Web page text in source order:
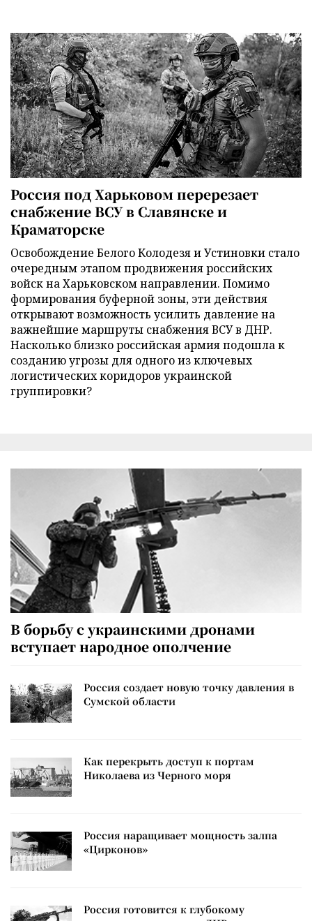
Россия под Харьковом перерезает
снабжение ВСУ в Славянске и
Краматорске
Освобождение Белого Колодезя и Устиновки стало
очередным этапом продвижения российских
войск на Харьковском направлении. Помимо
формирования буферной зоны, эти действия
открывают возможность усилить давление на
важнейшие маршруты снабжения ВСУ в ДНР.
Насколько близко российская армия подошла к
созданию угрозы для одного из ключевых
логистических коридоров украинской
группировки?
В борьбу с украинскими дронами
вступает народное ополчение
Россия создает новую точку давления в
Сумской области
Как перекрыть доступ к портам
Николаева из Черного моря
Россия наращивает мощность залпа
«Цирконов»
Россия готовится к глубокому